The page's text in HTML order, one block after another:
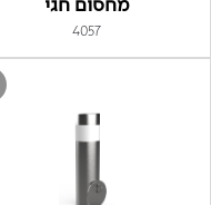
מחסום חגי
4057